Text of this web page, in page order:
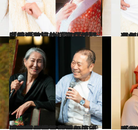
2026.5.22
【続きを読む】コロナ禍にラジオ生放送で突然「引退します」宣言。翻意させたのは“週刊文春”と意外な大物の言葉だった
カルチャー 【初めから読む】“バカは有名になれん”“習い事は週に8つ”…小柳ルミ子の母が娘に
カ